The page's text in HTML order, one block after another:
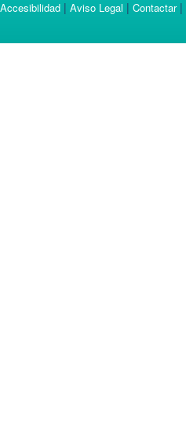
Accesibilidad | Aviso Legal | Contactar|